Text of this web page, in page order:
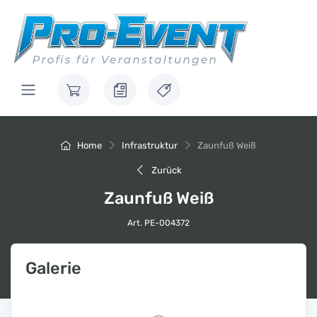
Home Infrastruktur Zaunfuß Weiß
Zurück
Zaunfuß Weiß
Art. PE-004372
Galerie